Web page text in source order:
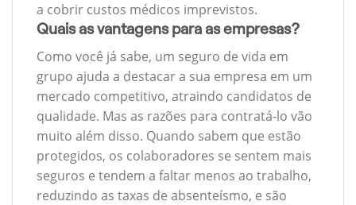
a cobrir custos médicos imprevistos.
Quais as vantagens para as empresas?
Como você já sabe, um seguro de vida em
grupo ajuda a destacar a sua empresa em um
mercado competitivo, atraindo candidatos de
qualidade. Mas as razões para contratá-lo vão
muito além disso. Quando sabem que estão
protegidos, os colaboradores se sentem mais
seguros e tendem a faltar menos ao trabalho,
reduzindo as taxas de absenteísmo, e são